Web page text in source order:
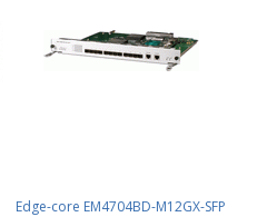
Edge-core EM4704BD-M12GX-SFP